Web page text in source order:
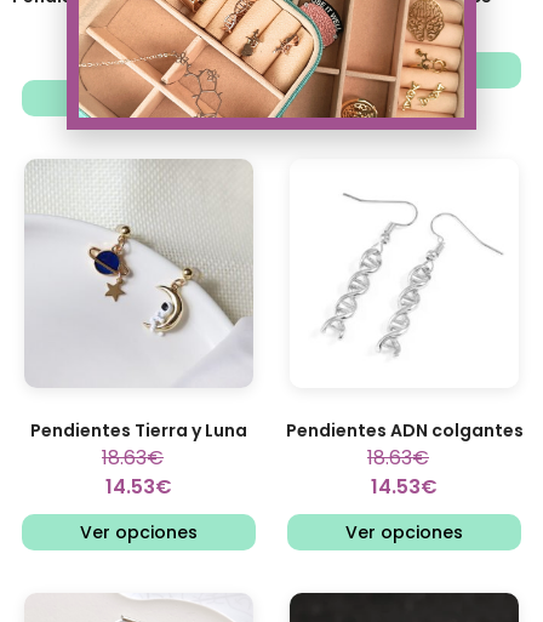
18.63
€
14.53€
Ver opciones
16.13 12.58€
Agotado
Pendientes Tierra y Luna
18.63€
14.53€
Ver opciones
Pendientes ADN colgantes
18.63€
14.53€
Ver opciones